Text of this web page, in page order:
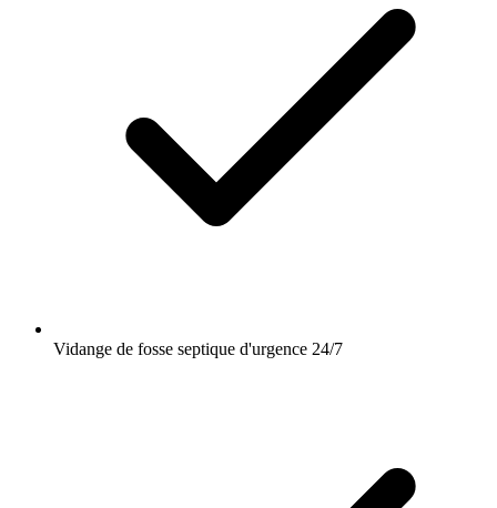
Vidange de fosse septique d'urgence 24/7